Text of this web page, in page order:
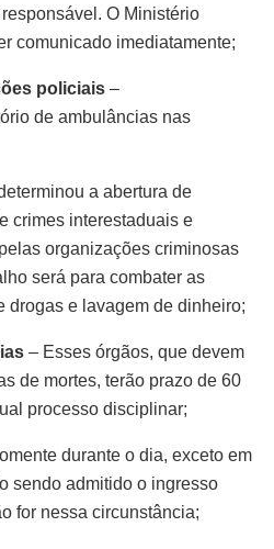
O Ministério
comunicado imediatamente;
policiais –
de ambulâncias nas
a abertura de
crimes interestaduais e
organizações criminosas
será para combater as
drogas e lavagem de dinheiro;
– Esses órgãos, que devem
de mortes, terão prazo de 60
processo disciplinar;
durante o dia, exceto em
sendo admitido o ingresso
for nessa circunstância;